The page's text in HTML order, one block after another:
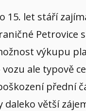
15. let stáří
výkupu
ale typově
přední
daleko větší